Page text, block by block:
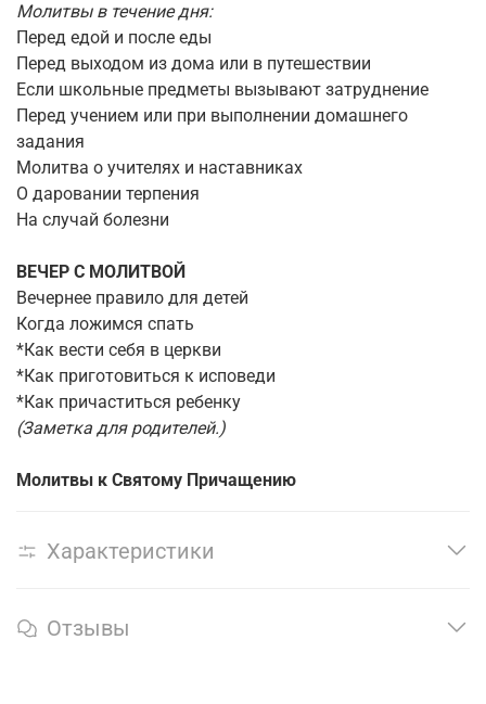
Молитвы в течение дня:
Перед едой и после еды
Перед выходом из дома или в путешествии
Если школьные предметы вызывают затруднение
Перед учением или при выполнении домашнего
задания
Молитва о учителях и наставниках
О даровании терпения
На случай болезни
ВЕЧЕР С МОЛИТВОЙ
Вечернее правило для детей
Когда ложимся спать
*Как вести себя в церкви
*Как приготовиться к исповеди
*Как причаститься ребенку
(Заметка для родителей.)
Молитвы к Святому Причащению
Характеристики
Отзывы